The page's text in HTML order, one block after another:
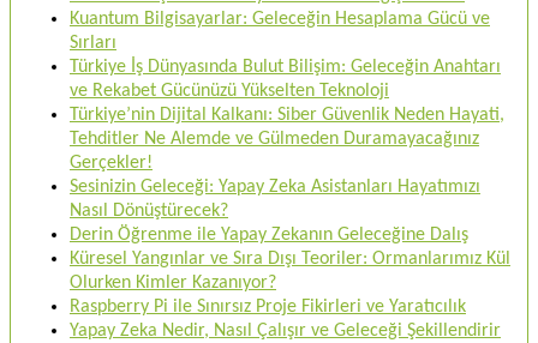
Kuantum Bilgisayarlar: Geleceğin Hesaplama Gücü ve
Sırları
Türkiye İş Dünyasında Bulut Bilişim: Geleceğin Anahtarı
ve Rekabet Gücünüzü Yükselten Teknoloji
Türkiye’nin Dijital Kalkanı: Siber Güvenlik Neden Hayati,
Tehditler Ne Alemde ve Gülmeden Duramayacağınız
Gerçekler!
Sesinizin Geleceği: Yapay Zeka Asistanları Hayatımızı
Nasıl Dönüştürecek?
Derin Öğrenme ile Yapay Zekanın Geleceğine Dalış
Küresel Yangınlar ve Sıra Dışı Teoriler: Ormanlarımız Kül
Olurken Kimler Kazanıyor?
Raspberry Pi ile Sınırsız Proje Fikirleri ve Yaratıcılık
Yapay Zeka Nedir, Nasıl Çalışır ve Geleceği Şekillendirir